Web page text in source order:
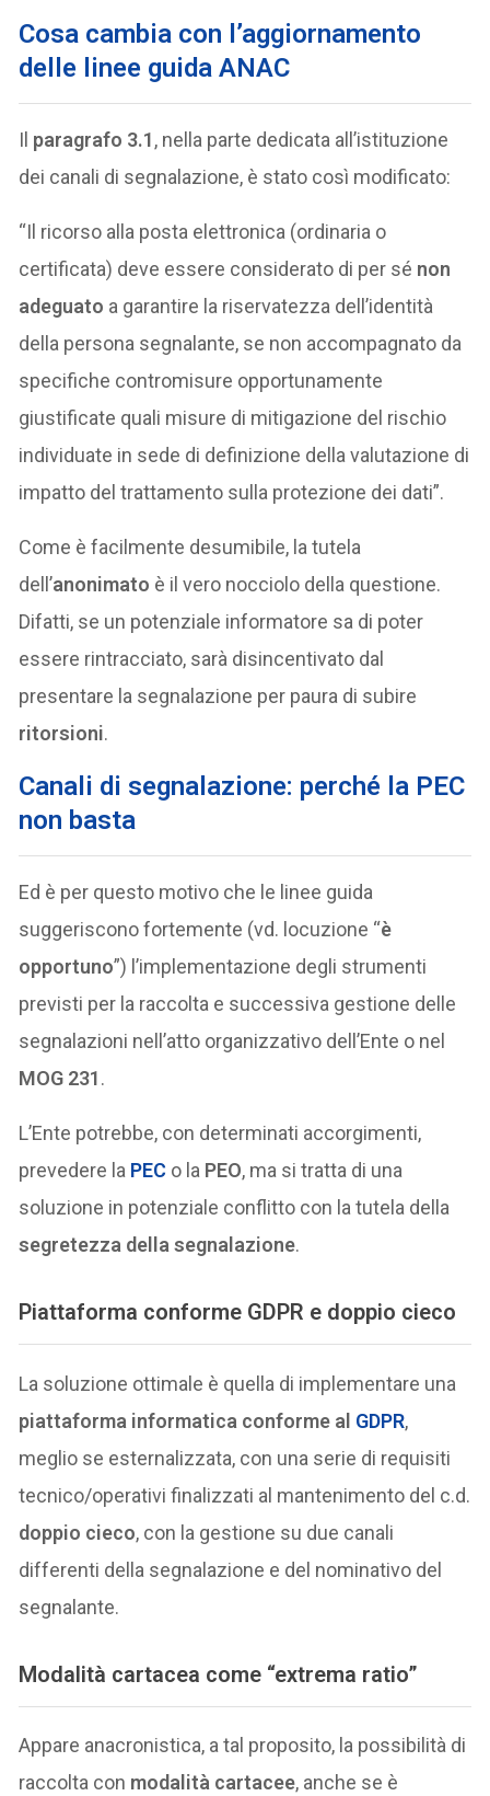
Cosa cambia con l’aggiornamento
delle linee guida ANAC
Il paragrafo 3.1, nella parte dedicata all’istituzione
dei canali di segnalazione, è stato così modificato:
“Il ricorso alla posta elettronica (ordinaria o
certificata) deve essere considerato di per sé non
adeguato a garantire la riservatezza dell’identità
della persona segnalante, se non accompagnato da
specifiche contromisure opportunamente
giustificate quali misure di mitigazione del rischio
individuate in sede di definizione della valutazione di
impatto del trattamento sulla protezione dei dati”.
Come è facilmente desumibile, la tutela
dell’anonimato è il vero nocciolo della questione.
Difatti, se un potenziale informatore sa di poter
essere rintracciato, sarà disincentivato dal
presentare la segnalazione per paura di subire
ritorsioni.
Canali di segnalazione: perché la PEC
non basta
Ed è per questo motivo che le linee guida
suggeriscono fortemente (vd. locuzione “è
opportuno”) l’implementazione degli strumenti
previsti per la raccolta e successiva gestione delle
segnalazioni nell’atto organizzativo dell’Ente o nel
MOG 231.
L’Ente potrebbe, con determinati accorgimenti,
prevedere la PEC o la PEO, ma si tratta di una
soluzione in potenziale conflitto con la tutela della
segretezza della segnalazione.
Piattaforma conforme GDPR e doppio cieco
La soluzione ottimale è quella di implementare una
piattaforma informatica conforme al GDPR,
meglio se esternalizzata, con una serie di requisiti
tecnico/operativi finalizzati al mantenimento del c.d.
doppio cieco, con la gestione su due canali
differenti della segnalazione e del nominativo del
segnalante.
Modalità cartacea come “extrema ratio”
Appare anacronistica, a tal proposito, la possibilità di
raccolta con modalità cartacee, anche se è